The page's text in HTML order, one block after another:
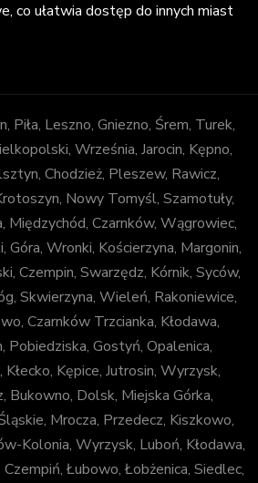
co ułatwia dostęp do innych miast
Piła, Leszno, Gniezno, Śrem, Turek,
Września, Jarocin, Kępno,
Chodzież, Pleszew, Rawicz,
Nowy Tomyśl, Szamotuły,
Czarnków, Wągrowiec,
Góra, Wronki, Kościerzyna, Margonin,
Czempin, Swarzędz, Kórnik, Syców,
Skwierzyna, Wieleń, Rakoniewice,
Czarnków Trzcianka, Kłodawa,
Pobiedziska, Gostyń, Opalenica,
Kępice, Jutrosin, Wyrzysk,
Bukowno, Dolsk, Miejska Górka,
Mrocza, Przedecz, Kiszkowo,
Kolonia, Wyrzysk, Luboń, Kłodawa,
Łubowo, Łobżenica, Siedlec,